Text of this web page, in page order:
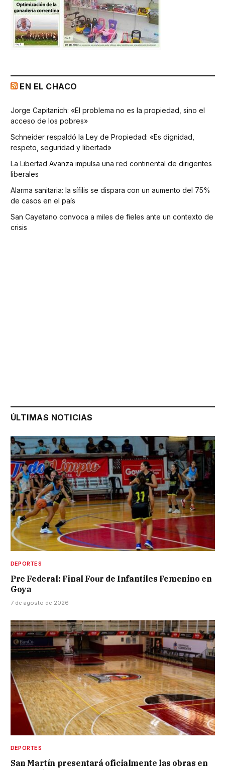
EN EL CHACO
Jorge Capitanich: «El problema no es la propiedad, sino el
acceso de los pobres»
Schneider respaldó la Ley de Propiedad: «Es dignidad,
respeto, seguridad y libertad»
La Libertad Avanza impulsa una red continental de dirigentes
liberales
Alarma sanitaria: la sífilis se dispara con un aumento del 75%
de casos en el país
San Cayetano convoca a miles de fieles ante un contexto de
crisis
ÚLTIMAS NOTICIAS
DEPORTES
Pre Federal: Final Four de Infantiles Femenino en
Goya
7 de agosto de 2026
DEPORTES
San Martín presentará oficialmente las obras en